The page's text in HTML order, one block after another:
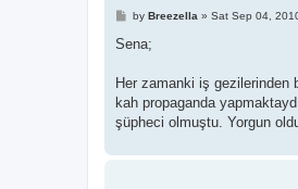
P
s
by Breezella» Sat Sep 04,
Sena;
Her zamanki iş gezilerinden
kah propaganda
şüpheci olmuştu. Yorgun